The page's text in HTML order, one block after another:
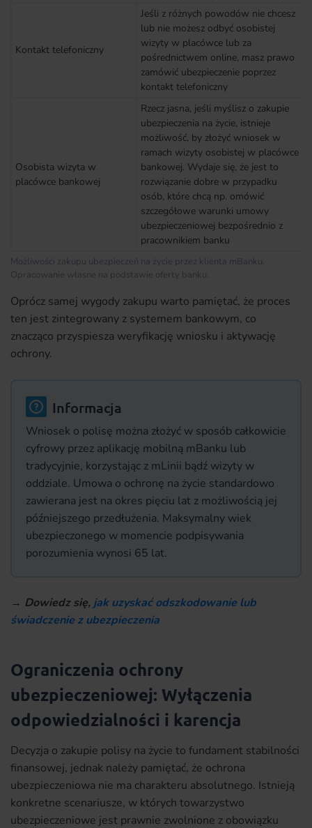
Kontakt telefoniczny
Jeśli z różnych powodów nie chcesz
lub nie możesz odbyć osobistej
wizyty w placówce lub za
pośrednictwem online, masz prawo
zamówić ubezpieczenie poprzez
kontakt telefoniczny
Osobista wizyta w
placówce bankowej
Rzecz jasna, jeśli myślisz o zakupie
ubezpieczenia na życie, istnieje
możliwość, by złożyć wniosek w
ramach wizyty osobistej w placówce
bankowej. Wydaje się, że jest to
rozwiązanie dobre w przypadku
osób, które chcą np. omówić
szczegółowe warunki umowy
ubezpieczeniowej bezpośrednio z
pracownikiem banku
Możliwości zakupu ubezpieczeń na życie przez klienta mBanku.
Opracowanie własne na podstawie oferty banku.
Oprócz samej wygody zakupu warto pamiętać, że proces
ten jest zintegrowany z systemem bankowym, co
znacząco przyspiesza weryfikację wniosku i aktywację
ochrony.
Informacja
Wniosek o polisę można złożyć w sposób całkowicie
cyfrowy przez aplikację mobilną mBanku lub
tradycyjnie, korzystając z mLinii bądź wizyty w
oddziale. Umowa o ochronę na życie standardowo
zawierana jest na okres pięciu lat z możliwością jej
późniejszego przedłużenia. Maksymalny wiek
ubezpieczonego w momencie podpisywania
porozumienia wynosi 65 lat.
→ Dowiedz się, jak uzyskać odszkodowanie lub
świadczenie z ubezpieczenia
Ograniczenia ochrony
ubezpieczeniowej: Wyłączenia
odpowiedzialności i karencja
Decyzja o zakupie polisy na życie to fundament stabilności
finansowej, jednak należy pamiętać, że ochrona
ubezpieczeniowa nie ma charakteru absolutnego. Istnieją
konkretne scenariusze, w których towarzystwo
ubezpieczeniowe jest prawnie zwolnione z obowiązku